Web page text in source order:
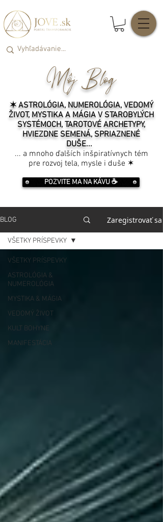
Môj Blog
✶ ASTROLÓGIA, NUMEROLÓGIA, VEDOMÝ
ŽIVOT, MYSTIKA A MÁGIA V STAROBYLÝCH
SYSTÉMOCH, TAROTOVÉ ARCHETYPY,
HVIEZDNE SEMENÁ, SPRIAZNENÉ
DUŠE...
... a mnoho ďalších inšpiratívnych tém
pre rozvoj tela, mysle i duše ✶
POZVITE MA NA KÁVU ☕️
BLOG Zaregistrovať sa
VŠETKY PRÍSPEVKY
ASTROLÓGIA &
NUMEROLÓGIA
MYSTIKA & MÁGIA
VEDOMÝ ŽIVOT
KULT BOHYNE
MANIFESTÁCIA
VŠETKY PRÍSPEVKY